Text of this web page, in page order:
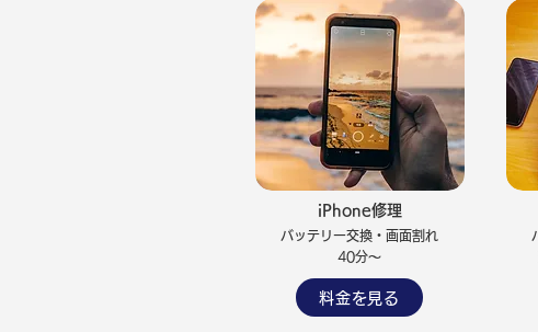
iPhone修理
バッテリー交換・画面割れ
​40分～
料金を見る